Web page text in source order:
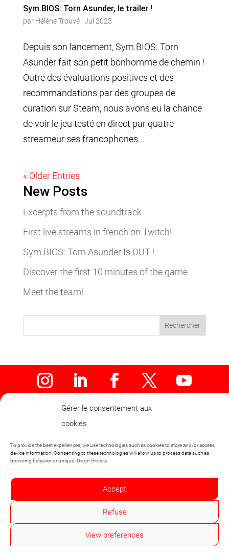
Gérer le consentement aux
cookies
To provide the best experiences, we use technologies such as cookies to store and/or access
device information. Consenting to these technologies will allow us to process data such as
browsing behavior or unique IDs on this site.
Accept
Refuse
View preferences
Sym.BIOS: Torn Asunder, le trailer !
par Hélène Trouvé| Jul 2023
Depuis son lancement, Sym.BIOS: Torn
Asunder fait son petit bonhomme de chemin !
Outre des évaluations positives et des
recommandations par des groupes de
curation sur Steam, nous avons eu la chance
de voir le jeu testé en direct par quatre
streameur·ses francophones...
« Older Entries
New Posts
Excerpts from the soundtrack
First live streams in french on Twitch!
Sym.BIOS: Torn Asunder Is OUT !
Discover the first 10 minutes of the game
Meet the team!
Rechercher
Cassiopeia Developments
SASU
/ CGV
Legal
© 2023 Cassiopeia Developments